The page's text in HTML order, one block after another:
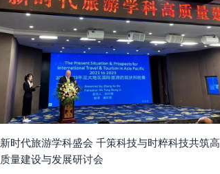
新时代旅游学科盛会 千策科技与时粹科技共筑高
质量建设与发展研讨会